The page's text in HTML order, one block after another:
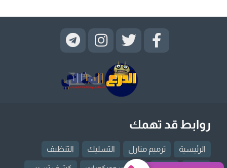
روابط قد تهمك
الرئيسية ترميم منازل التسليك التنظيف